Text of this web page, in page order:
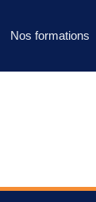
Nos formations